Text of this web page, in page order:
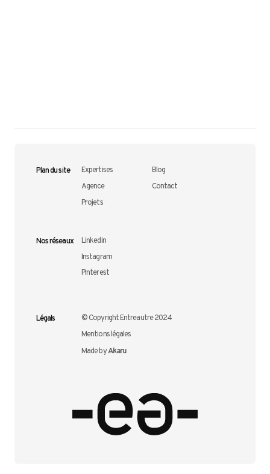
Plan du site
Expertises
Agence
Projets
Blog
Contact
Nos réseaux
Linkedin
Instagram
Pinterest
Légals
© Copyright Entreautre 2024
Mentions légales
Made byAkaru